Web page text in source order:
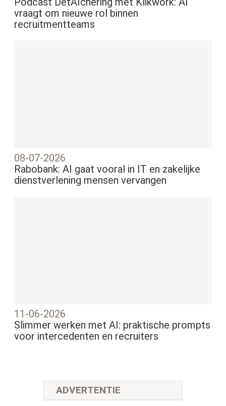
vraagt om nieuwe rol binnen
recruitmentteams
08-07-2026
Rabobank: AI gaat vooral in IT en zakelijke
dienstverlening mensen vervangen
11-06-2026
Slimmer werken met AI: praktische prompts
voor intercedenten en recruiters
ADVERTENTIE